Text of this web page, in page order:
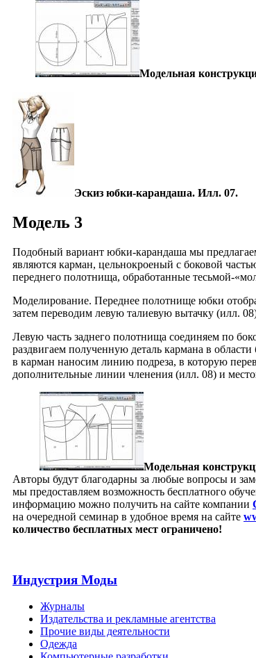
Модельная
Эскиз юбки-карандаша. Илл. 07.
Модель 3
Подобный вариант юбки-карандаша мы
являются карман, цельнокроеный с боковой
переднего полотнища, обработанные тесьмой-
Моделирование. Переднее полотнище юбки
затем переводим левую талиевую вытачку (илл.
Левую часть заднего полотнища соединяем по
раздвигаем полученную деталь кармана в
в карман наносим линию подреза, в которую
дополнительные линии членения (илл. 08) и
Модельная
Авторы будут благодарны за любые вопросы и
мы предоставляем возможность бесплатного
информацию можно получить на сайте компании
на очередной семинар в удобное время на сайте
количество бесплатных мест ограничено!
Индустрия Моды
Журналы
Издательства и рекламные агентства
Прочие виды деятельности
Одежда